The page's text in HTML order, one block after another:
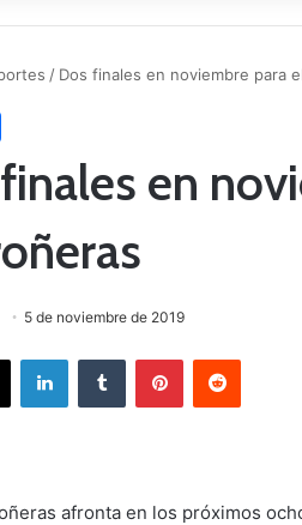
/ Dos finales en noviembre para
en
5 de noviembre de 2019
afronta en los próximos